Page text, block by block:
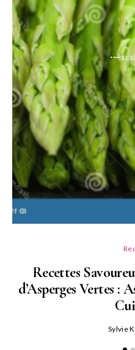
Recettes
d’Asperges Vertes :
Sylvie